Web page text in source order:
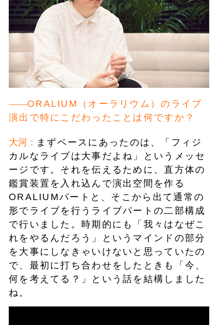
ORALIUM（オーラリウム）のライブ
演出で特にこだわったことは何ですか？
大河： まずベースにあったのは、「フィジ
カルなライブは大事だよね」というメッセ
ージです。それを伝えるために、直方体の
鑑賞装置を入れ込んで演出空間を作る
ORALIUMパートと、そこから出て通常の
形でライブを行うライブパートの二部構成
で行いました。時期的にも「我々はなぜこ
れをやるんだろう」というマインドの部分
を大事にしなきゃいけないと思っていたの
で、最初に打ち合わせをしたときも「今、
何を考えてる？」という話を結構しました
ね。